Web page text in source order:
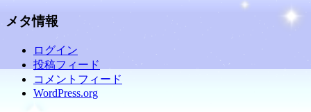
メタ情報
ログイン
投稿フィード
コメントフィード
WordPress.org